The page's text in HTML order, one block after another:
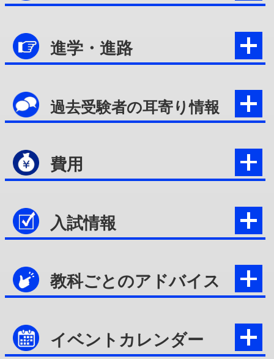
進学・進路
過去受験者の耳寄り情報
費用
入試情報
教科ごとのアドバイス
イベントカレンダー